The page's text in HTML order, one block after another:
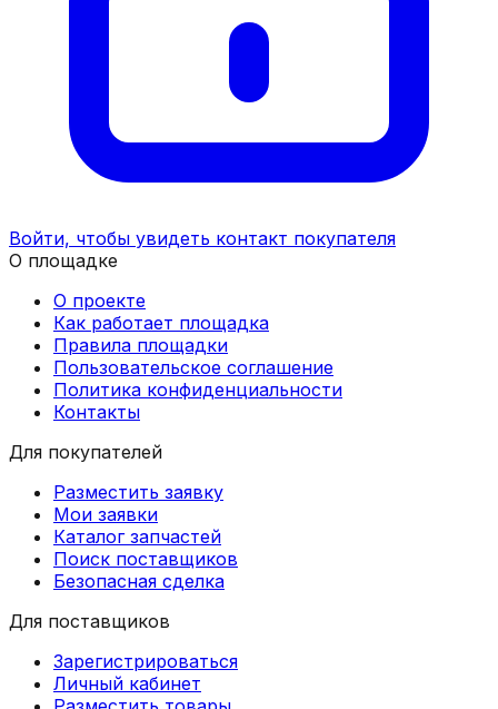
Войти, чтобы увидеть контакт покупателя
О площадке
О проекте
Как работает площадка
Правила площадки
Пользовательское соглашение
Политика конфиденциальности
Контакты
Для покупателей
Разместить заявку
Мои заявки
Каталог запчастей
Поиск поставщиков
Безопасная сделка
Для поставщиков
Зарегистрироваться
Личный кабинет